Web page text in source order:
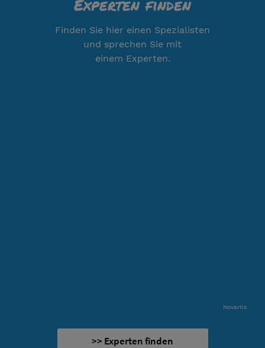
Experten finden
Finden Sie hier einen Spezialisten
und sprechen Sie mit
einem Experten.
Novartis
>> Experten finden